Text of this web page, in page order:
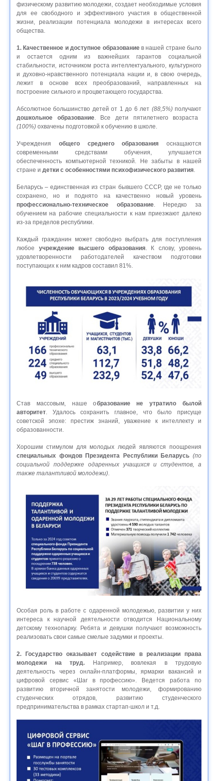
физическому развитию молодежи, создает необходимые условия
для ее свободного и эффективного участия в общественной
жизни, реализации потенциала молодежи в интересах всего
общества.
1. Качественное и доступное образование в нашей стране было
и остается одним из важнейших гарантов социальной
стабильности, источником роста интеллектуального, культурного
и духовно-нравственного потенциала нации и, в свою очередь,
лежит в основе всех преобразований, направленных на
построение сильного и процветающего государства.
Абсолютное большинство детей от 1 до 6 лет (88,5%)получают
дошкольное образование. Все дети пятилетнего возраста
(100%) охвачены подготовкой к обучению в школе.
Учреждения общего среднего образования оснащаются
современными средствами обучения, улучшается
обеспеченность компьютерной техникой. Не забыты в нашей
стране и детки с особенностями психофизического развития.
Беларусь – единственная из стран бывшего СССР, где не только
сохранено, но и поднято на качественно новый уровень
профессионально-техническое образование. Нередко за
обучением на рабочие специальности к нам приезжают далеко
из-за пределов республики.
Каждый гражданин может свободно выбрать для поступления
любое учреждение высшего образования. К слову, уровень
удовлетворенности работодателей качеством подготовки
поступающих к ним кадров составил 81%.
Став массовым, наше образование не утратило былой
авторитет. Удалось сохранить главное, что было присуще
советской эпохе: престиж знаний, уважение к интеллекту и
образованности.
Хорошим стимулом для молодых людей являются поощрения
специальных фондов Президента Республики Беларусь (по
социальной поддержке одаренных учащихся и студентов, а
также талантливой молодежи).
Особая роль в работе с одаренной молодежью, развитии у них
интереса к научной деятельности отводится Национальному
детскому технопарку. Ребята и девушки получают возможность
реализовать свои самые смелые задумки и проекты.
2. Государство оказывает содействие в реализации права
молодежи на труд. Например, вовлекая в трудовую
деятельность через онлайн-платформы, ярмарки вакансий и
цифровой сервис «Шаг в профессию». Ведется работа по
развитию вторичной занятости молодежи, формированию
студенческих отрядов, развитию студенческого
предпринимательства в рамках стартап-школ и т.д.